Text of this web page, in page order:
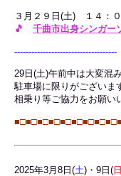
３月２９日(土)
１４：
🎵 千曲市出身シンガー
------------------------------------
29日(土)午前中は大変混
駐車場に限りがございま
相乗り等ご協力をお願い
■□■□■□■□■□■□■□■□
2025年3 月8日(土)・9日( 日